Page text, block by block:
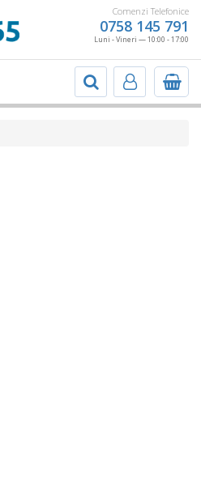
Comenzi Telefonice
0758 145 791
Luni - Vineri — 10:00 - 17:00